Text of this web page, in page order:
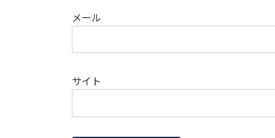
メール
サイト